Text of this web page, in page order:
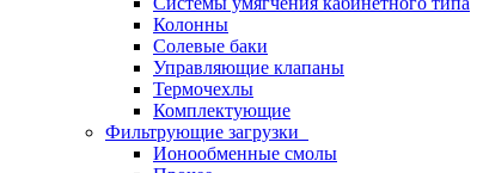
Колонны
Солевые баки
Управляющие клапаны
Термочехлы
Комплектующие
Фильтрующие загрузки
Ионообменные смолы